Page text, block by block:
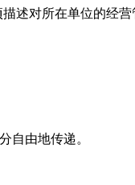
述对所在单位的经
自由地传递。